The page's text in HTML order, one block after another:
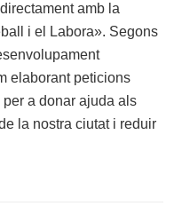
amb la
i el Labora». Segons
elaborant peticions
a donar ajuda als
la nostra ciutat i reduir